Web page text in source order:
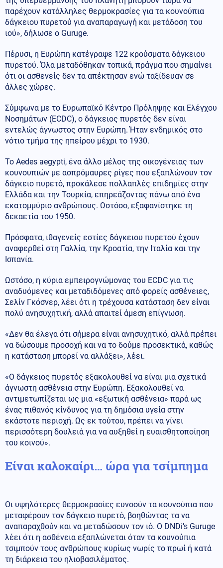
παρέχουν κατάλληλες θερμοκρασίες για τα κουνούπια
δάγκειου πυρετού για αναπαραγωγή και μετάδοση του
ιού», δήλωσε ο Guruge.
Πέρυσι, η Ευρώπη κατέγραψε 122 κρούσματα δάγκειου
πυρετού. Όλα μεταδόθηκαν τοπικά, πράγμα που σημαίνει
ότι οι ασθενείς δεν τα απέκτησαν ενώ ταξίδευαν σε
άλλες χώρες.
Σύμφωνα με το Ευρωπαϊκό Κέντρο Πρόληψης και Ελέγχου
Νοσημάτων (ECDC), ο δάγκειος πυρετός δεν είναι
εντελώς άγνωστος στην Ευρώπη. Ήταν ενδημικός στο
νότιο τμήμα της ηπείρου μέχρι το 1930.
Το Aedes aegypti, ένα άλλο μέλος της οικογένειας των
κουνουπιών με ασπρόμαυρες ρίγες που εξαπλώνουν τον
δάγκειο πυρετό, προκάλεσε πολλαπλές επιδημίες στην
Ελλάδα και την Τουρκία, επηρεάζοντας πάνω από ένα
εκατομμύριο ανθρώπους. Ωστόσο, εξαφανίστηκε τη
δεκαετία του 1950.
Πρόσφατα, ιθαγενείς εστίες δάγκειου πυρετού έχουν
αναφερθεί στη Γαλλία, την Κροατία, την Ιταλία και την
Ισπανία.
Ωστόσο, η κύρια εμπειρογνώμονας του ECDC για τις
αναδυόμενες και μεταδιδόμενες από φορείς ασθένειες,
Σελίν Γκόσνερ, λέει ότι η τρέχουσα κατάσταση δεν είναι
πολύ ανησυχητική, αλλά απαιτεί άμεση επίγνωση.
«Δεν θα έλεγα ότι σήμερα είναι ανησυχητικό, αλλά πρέπει
να δώσουμε προσοχή και να το δούμε προσεκτικά, καθώς
η κατάσταση μπορεί να αλλάξει», λέει.
«Ο δάγκειος πυρετός εξακολουθεί να είναι μια σχετικά
άγνωστη ασθένεια στην Ευρώπη. Εξακολουθεί να
αντιμετωπίζεται ως μια «εξωτική ασθένεια» παρά ως
ένας πιθανός κίνδυνος για τη δημόσια υγεία στην
εκάστοτε περιοχή. Ως εκ τούτου, πρέπει να γίνει
περισσότερη δουλειά για να αυξηθεί η ευαισθητοποίηση
του κοινού».
Είναι καλοκαίρι… ώρα για τσίμπημα
Οι υψηλότερες θερμοκρασίες ευνοούν τα κουνούπια που
μεταφέρουν τον δάγκειο πυρετό, βοηθώντας τα να
αναπαραχθούν και να μεταδώσουν τον ιό. Ο DNDi’s Guruge
λέει ότι η ασθένεια εξαπλώνεται όταν τα κουνούπια
τσιμπούν τους ανθρώπους κυρίως νωρίς το πρωί ή κατά
τη διάρκεια του ηλιοβασιλέματος.